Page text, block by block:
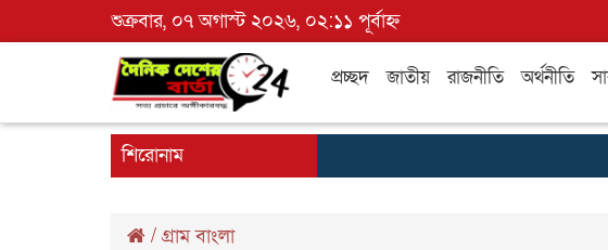
শুক্রবার, ০৭ অগাস্ট ২০২৬, ০২:১১ পূর্বাহ্ন
প্রচ্ছদ জাতীয় রাজনীতি অর্থনীতি
শিরোনাম
/ গ্রাম বাংলা